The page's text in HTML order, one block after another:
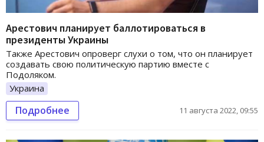
Арестович планирует баллотироваться в
президенты Украины
Также Арестович опроверг слухи о том, что он планирует
создавать свою политическую партию вместе с
Подоляком.
Украина
Подробнее 11 августа 2022, 09:55